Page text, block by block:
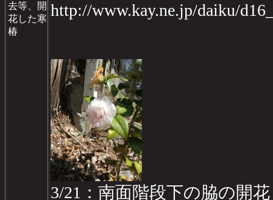
去等、開
花した寒
椿
http://www.kay.ne.jp/daiku/
3/21：南面階段下の脇の開